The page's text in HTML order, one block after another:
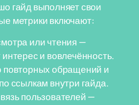
гайд выполняет свои
метрики включают:
или чтения —
и вовлечённость.
повторных обращений и
ссылкам внутри гайда.
пользователей —